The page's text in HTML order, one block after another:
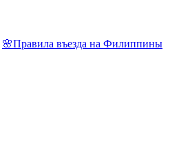
🌸Правила въезда на Филиппины